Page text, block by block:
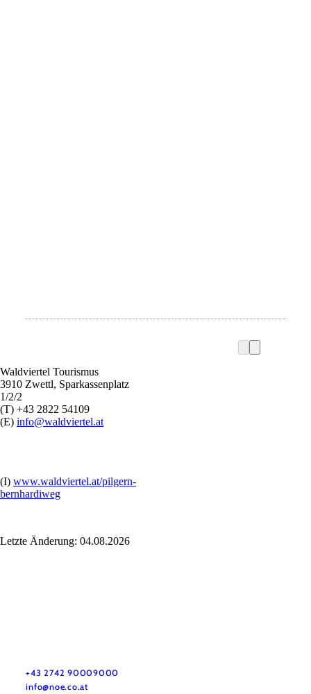
Waldviertel Tourismus
3910 Zwettl, Sparkassenplatz
1/2/2
(T) +43 2822 54109
(E) info@waldviertel.at
(I) www.waldviertel.at/pilgern-
bernhardiweg
Letzte Änderung: 04.08.2026
+43 2742 90009000
info@noe.co.at